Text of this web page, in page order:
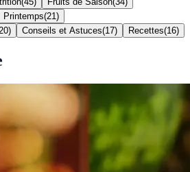
Printemps(21 )
20) Conseils et Astuces(17) Recettes(16)